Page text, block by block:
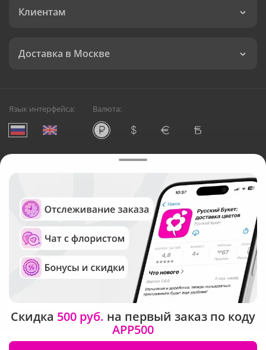
Клиентам
Доставка в Москве
Язык интерфейса: Валюта:
Служба круглосуточной доставки цветов в Москве
Русский Букет, 2026
Общество с ограниченной ответственностью «Технология»
ОГРН: 1195476081745, ИНН: 5410081997
Юридический адрес: г. Новосибирск, ул. Ипподромская,
д.42, оф. 3
Рейтинг Русского букета в г. Москва
Скидка 500 руб. на первый заказ по коду
APP500